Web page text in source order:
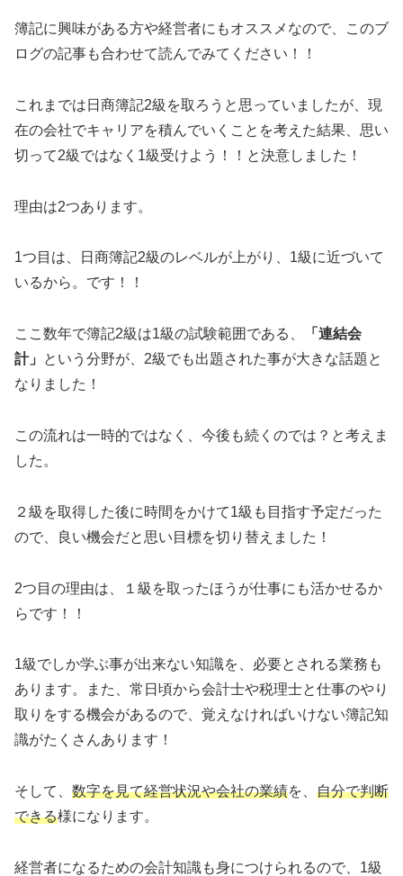
簿記に興味がある方や経営者にもオススメなので、このブ
ログの記事も合わせて読んでみてください！！
これまでは日商簿記2級を取ろうと思っていましたが、現
在の会社でキャリアを積んでいくことを考えた結果、思い
切って2級ではなく1級受けよう！！と決意しました！
理由は2つあります。
1つ目は、日商簿記2級のレベルが上がり、1級に近づいて
いるから。です！！
ここ数年で簿記2級は1級の試験範囲である、
「連結会
計」
という分野が、2級でも出題された事が大きな話題と
なりました！
この流れは一時的ではなく、今後も続くのでは？と考えま
した。
２級を取得した後に時間をかけて1級も目指す予定だった
ので、良い機会だと思い目標を切り替えました！
2つ目の理由は、１級を取ったほうが仕事にも活かせるか
らです！！
1級でしか学ぶ事が出来ない知識を、必要とされる業務も
あります。また、常日頃から会計士や税理士と仕事のやり
取りをする機会があるので、覚えなければいけない簿記知
識がたくさんあります！
そして、 数字を見て経営状況や会社の業績を、 自分で判断
できる様になります。
経営者になるための会計知識も身につけられるので、1級